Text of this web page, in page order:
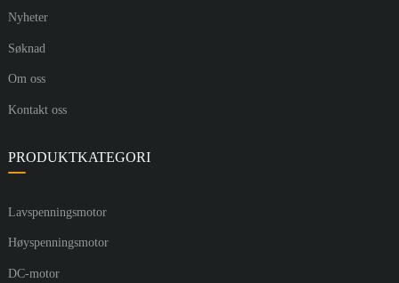
Nyheter
Søknad
Om oss
Kontakt oss
PRODUKTKATEGORI
Lavspenningsmotor
Høyspenningsmotor
DC-motor